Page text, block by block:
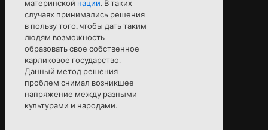
материнской нации. В таких
случаях принимались решения
в пользу того, чтобы дать таким
людям возможность
образовать свое собственное
карликовое государство.
Данный метод решения
проблем снимал возникшее
напряжение между разными
культурами и народами.